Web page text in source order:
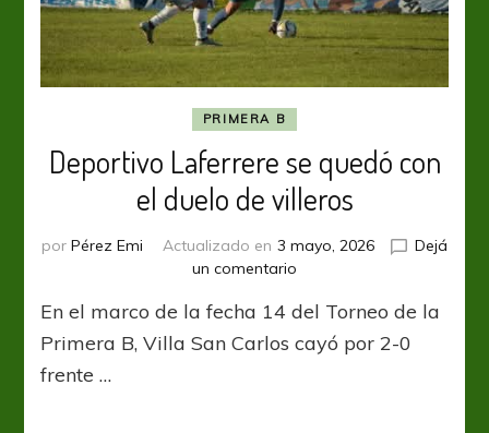
PRIMERA B
Deportivo Laferrere se quedó con
el duelo de villeros
por Pérez Emi Actualizado en 3 mayo, 2026
Dejá
un comentario
Laferrere
se
quedó
En el marco de la fecha 14 del Torneo de la
Primera B, Villa San Carlos cayó por 2-0
frente …